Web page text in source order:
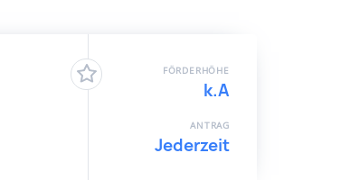
FÖRDERHÖHE
k.A
ANTRAG
Jederzeit